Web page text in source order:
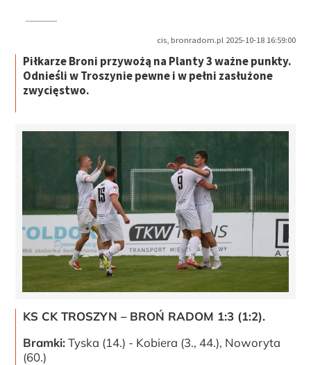
cis, bronradom.pl 2025-10-18 16:59:00
Piłkarze Broni przywożą na Planty 3 ważne punkty.
Odnieśli w Troszynie pewne i w pełni zasłużone
zwycięstwo.
KS CK TROSZYN – BROŃ RADOM 1:3 (1:2).
Bramki:Tyska (14.) - Kobiera (3., 44.), Noworyta
(60.)